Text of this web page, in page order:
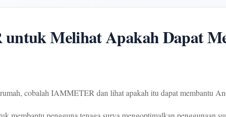
Melihat Apakah Dapat
cobalah IAMMETER dan lihat apakah itu dapat membantu